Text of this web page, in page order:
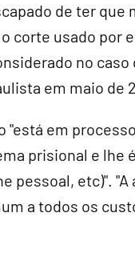
de ter que
corte usado por
no
em maio de
"está em
prisional e lhe
pessoal, etc)".
a todos os